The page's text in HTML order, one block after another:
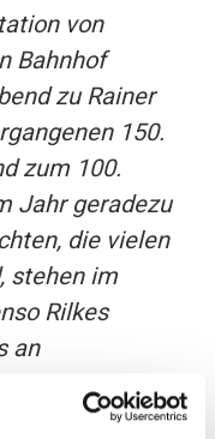
von
Bahnhof
zu Rainer
150.
zum 100.
Jahr geradezu
die vielen
stehen im
Rilkes
an
über